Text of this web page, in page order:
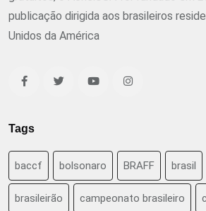
publicação dirigida aos brasileiros
Unidos da América
Tags
baccf bolsonaro BRAFF brasil
brasileirão campeonato brasileiro